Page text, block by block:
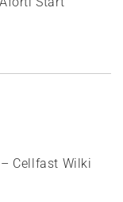
Cellfast Wilki